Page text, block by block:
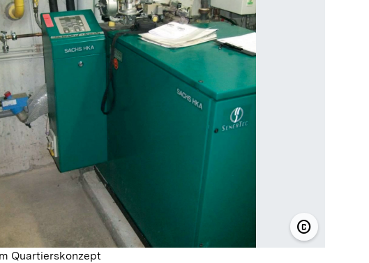
copyright© Gauß
Quartierskonzept